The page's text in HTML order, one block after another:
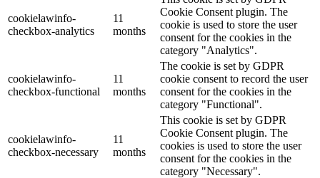
cookielawinfo-
checkbox-analytics
11
months
Cookie Consent plugin. The
cookie is used to store the user
consent for the cookies in the
category "Analytics".
cookielawinfo-
checkbox-functional
11
months
The cookie is set by GDPR
cookie consent to record the user
consent for the cookies in the
category "Functional".
cookielawinfo-
checkbox-necessary
11
months
This cookie is set by GDPR
Cookie Consent plugin. The
cookies is used to store the user
consent for the cookies in the
category "Necessary".